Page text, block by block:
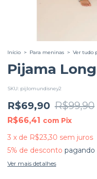
Início > Para meninas > Ver tudo
Pijama
SKU: pijlomundisney2
R$69,90 R$99,90
R$66,41 com Pix
3 x de R$23,30 sem juros
5% de desconto
Ver mais detalhes